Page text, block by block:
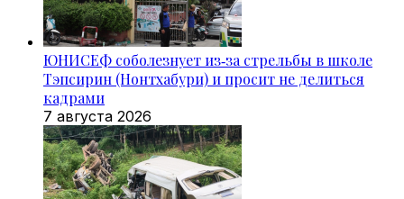
ЮНИСЕФ соболезнует из‑за стрельбы в школе
Тэпсирин (Нонтхабури) и просит не делиться
кадрами
7 августа 2026